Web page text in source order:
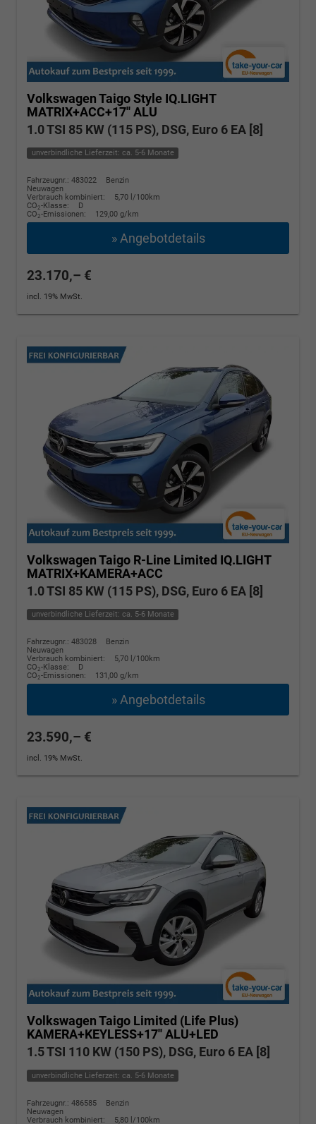
Volkswagen TaigoStyle IQ.LIGHT
MATRIX+ACC+17'' ALU
1.0 TSI 85 KW (115 PS), DSG, Euro 6 EA [8]
unverbindliche Lieferzeit: ca. 5-6 Monate
Fahrzeugnr.: 483022
Benzin
Neuwagen
Verbrauch kombiniert:
5,70 l/100km
CO2-Klasse:
D
CO2-Emissionen: 129,00 g/km
» Angebotdetails
23.170,– €
incl. 19% MwSt.
Volkswagen Taigo R-Line Limited IQ.LIGHT
MATRIX+KAMERA+ACC
1.0 TSI 85 KW (115 PS), DSG, Euro 6 EA [8]
unverbindliche Lieferzeit: ca. 5-6 Monate
Fahrzeugnr.: 483028
Benzin
Neuwagen
Verbrauch kombiniert:
5,70 l/100km
CO2-Klasse:
D
CO2-Emissionen: 131,00 g/km
» Angebotdetails
23.590,– €
incl. 19% MwSt.
Volkswagen Taigo Limited (Life Plus)
KAMERA+KEYLESS+17'' ALU+LED
1.5 TSI 110 KW (150 PS), DSG, Euro 6 EA [8]
unverbindliche Lieferzeit: ca. 5-6 Monate
Fahrzeugnr.: 486585
Benzin
Neuwagen
Verbrauch kombiniert:
5,80 l/100km